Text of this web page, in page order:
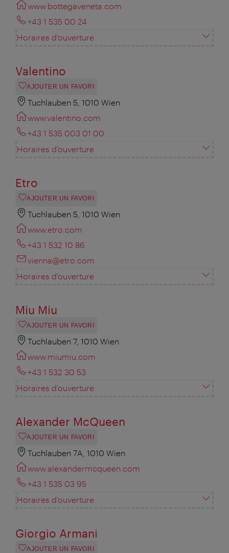
www.bottegaveneta.com
+43 1 535 00 24
Horaires d'ouverture
Valentino
AJOUTER UN FAVORI
Tuchlauben 5, 1010 Wien
www.valentino.com
+43 1 535 003 01 00
Horaires d'ouverture
Etro
AJOUTER UN FAVORI
Tuchlauben 5, 1010 Wien
www.etro.com
+43 1 532 10 86
vienna@etro.com
Horaires d'ouverture
Miu Miu
AJOUTER UN FAVORI
Tuchlauben 7, 1010 Wien
www.miumiu.com
+43 1 532 30 53
Horaires d'ouverture
Alexander McQueen
AJOUTER UN FAVORI
Tuchlauben 7A, 1010 Wien
www.alexandermcqueen.com
+43 1 535 03 95
Horaires d'ouverture
Giorgio Armani
AJOUTER UN FAVORI